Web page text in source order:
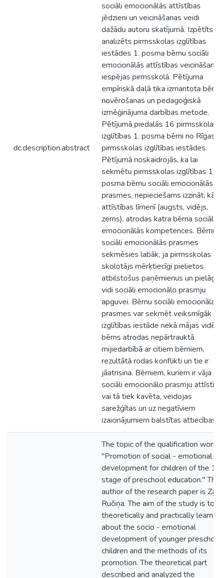
dc.description.abstract
sociāli emocionālās attīstības
jēdzieni un veicināšanas veidi
dažādu autoru skatījumā. Izpētīts
analizēts pirmsskolas izglītības
iestādes 1. posma bērnu sociāli
emocionālās attīstības
iespējas pirmsskolā. Pētījuma
empīriskā daļā tika izmantota
novērošanas un pedagoģiskā
izmēģinājuma darbības metode.
Pētījumā piedalās 16 pirmsskolas
izglītības 1. posma bērni no Rīgas
pirmsskolas izglītības iestādes.
Pētījumā noskaidrojās, ka lai
sekmētu pirmsskolas izglītības 1.
posma bērnu sociāli emocionālās
prasmes, nepieciešams izzināt,
attīstības līmenī (augsts, vidējs,
zems), atrodas katra bērna sociāli
emocionālās kompetences. Bērnu
sociāli emocionālās prasmes
sekmēsies labāk, ja pirmsskolas
skolotājs mērķtiecīgi pielietos
atbilstošus paņēmienus un
vidi sociāli emocionālo prasmju
apguvei. Bērnu sociāli emocionālas
prasmes var sekmēt veiksmīgāk
izglītības iestāde nekā mājas vidē,
bērns atrodas nepārtrauktā
mijiedarbībā ar citiem bērniem,
rezultātā rodas konflikti un tie ir
jāatrisina. Bērniem, kuriem ir vāja
sociāli emocionālo prasmju
vai tā tiek kavēta, veidojas
sarežģītas un uz negatīviem
izaicinājumiem balstītas attiecības.
The topic of the qualification work
"Promotion of social - emotional
development for children of the
stage of preschool education." The
author of the research paper is
Ručiņa. The aim of the study is to
theoretically and practically learn
about the socio - emotional
development of younger preschool
children and the methods of its
promotion. The theoretical part
described and analyzed the